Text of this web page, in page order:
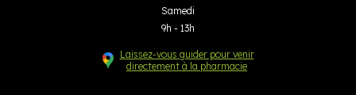
Samedi
9h - 13h
Laissez-vous guider pour venir
directement à la pharmacie